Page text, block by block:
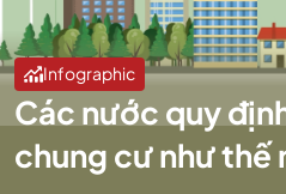
Infographic
Các nước quy
chung cư như thế